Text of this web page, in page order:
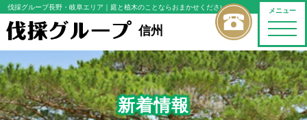
メニュー
toggle
伐採グループ長野・岐阜エリア ｜庭と植木のことならおまかせください
信州
新着情報